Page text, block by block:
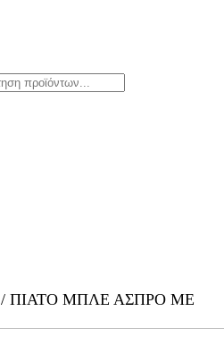
/ ΠΙΑΤΟ ΜΠΛΕ ΑΣΠΡΟ ΜΕ